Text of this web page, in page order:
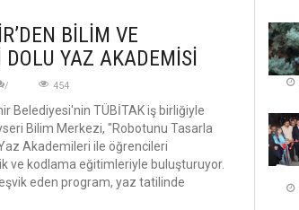
BİLİM VE
DOLU YAZ AKADEMİSİ
454
Belediyesi'nin TÜBİTAK iş birliğiyle
Bilim Merkezi, "Robotunu Tasarla
Akademileri ile öğrencileri
ve kodlama eğitimleriyle buluşturuyor.
eden program, yaz tatilinde